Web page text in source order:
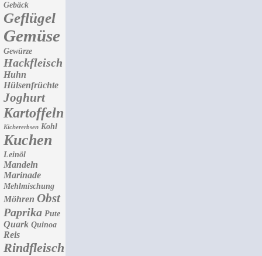
Gebäck
Geflügel
Gemüse
Gewürze
Hackfleisch
Huhn
Hülsenfrüchte
Joghurt
Kartoffeln
Kichererbsen Kohl
Kuchen
Leinöl
Mandeln
Marinade
Mehlmischung
Möhren Obst
Paprika Pute
Quark Quinoa
Reis
Rindfleisch